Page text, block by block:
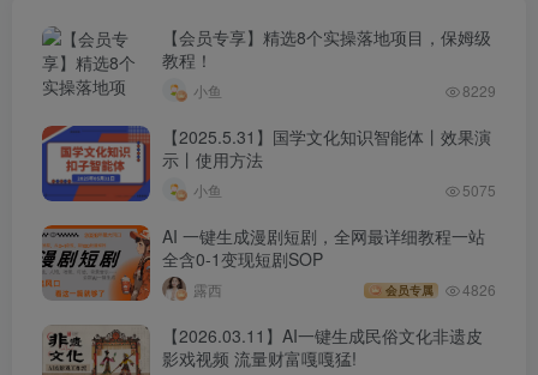
【会员专享】精选8个实操落地项目，保姆级
教程！
小鱼 8229
【2025.5.31】国学文化知识智能体丨效果演
示丨使用方法
小鱼 5075
AI 一键生成漫剧短剧，全网最详细教程一站
全含0-1变现短剧SOP
露西 会员专属 4826
【2026.03.11】AI一键生成民俗文化非遗皮
影戏视频 流量财富嘎嘎猛!